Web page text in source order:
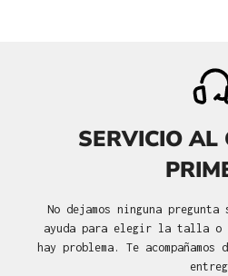
SERVICIO AL
No dejamos ninguna
ayuda para elegir la talla o
hay problema. Te